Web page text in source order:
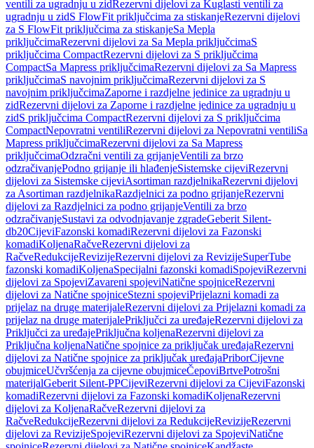
ventili za ugradnju u zidRezervni dijelovi za Kuglasti ventili za
ugradnju u zidS FlowFit priključcima za stiskanjeRezervni dijelovi
za S FlowFit priključcima za stiskanjeSa Mepla
priključcimaRezervni dijelovi za Sa Mepla priključcimaS
priključcima CompactRezervni dijelovi za S priključcima
CompactSa Mapress priključcimaRezervni dijelovi za Sa Mapress
priključcimaS navojnim priključcimaRezervni dijelovi za S
navojnim priključcimaZaporne i razdjelne jedinice za ugradnju u
zidRezervni dijelovi za Zaporne i razdjelne jedinice za ugradnju u
zidS priključcima CompactRezervni dijelovi za S priključcima
CompactNepovratni ventiliRezervni dijelovi za Nepovratni ventiliSa
Mapress priključcimaRezervni dijelovi za Sa Mapress
priključcimaOdzračni ventili za grijanjeVentili za brzo
odzračivanjePodno grijanje ili hlađenjeSistemske cijeviRezervni
dijelovi za Sistemske cijeviAsortiman razdjelnikaRezervni dijelovi
za Asortiman razdjelnikaRazdjelnici za podno grijanjeRezervni
dijelovi za Razdjelnici za podno grijanjeVentili za brzo
odzračivanjeSustavi za odvodnjavanje zgradeGeberit Silent-
db20CijeviFazonski komadiRezervni dijelovi za Fazonski
komadiKoljenaRačveRezervni dijelovi za
RačveRedukcijeRevizijeRezervni dijelovi za RevizijeSuperTube
fazonski komadiKoljenaSpecijalni fazonski komadiSpojeviRezervni
dijelovi za SpojeviZavareni spojeviNatične spojniceRezervni
dijelovi za Natične spojniceStezni spojeviPrijelazni komadi za
prijelaz na druge materijaleRezervni dijelovi za Prijelazni komadi za
prijelaz na druge materijalePriključci za uređajeRezervni dijelovi za
Priključci za uređajePriključna koljenaRezervni dijelovi za
Priključna koljenaNatične spojnice za priključak uređajaRezervni
dijelovi za Natične spojnice za priključak uređajaPriborCijevne
obujmiceUčvršćenja za cijevne obujmiceČepoviBrtvePotrošni
materijalGeberit Silent-PPCijeviRezervni dijelovi za CijeviFazonski
komadiRezervni dijelovi za Fazonski komadiKoljenaRezervni
dijelovi za KoljenaRačveRezervni dijelovi za
RačveRedukcijeRezervni dijelovi za RedukcijeRevizijeRezervni
dijelovi za RevizijeSpojeviRezervni dijelovi za SpojeviNatične